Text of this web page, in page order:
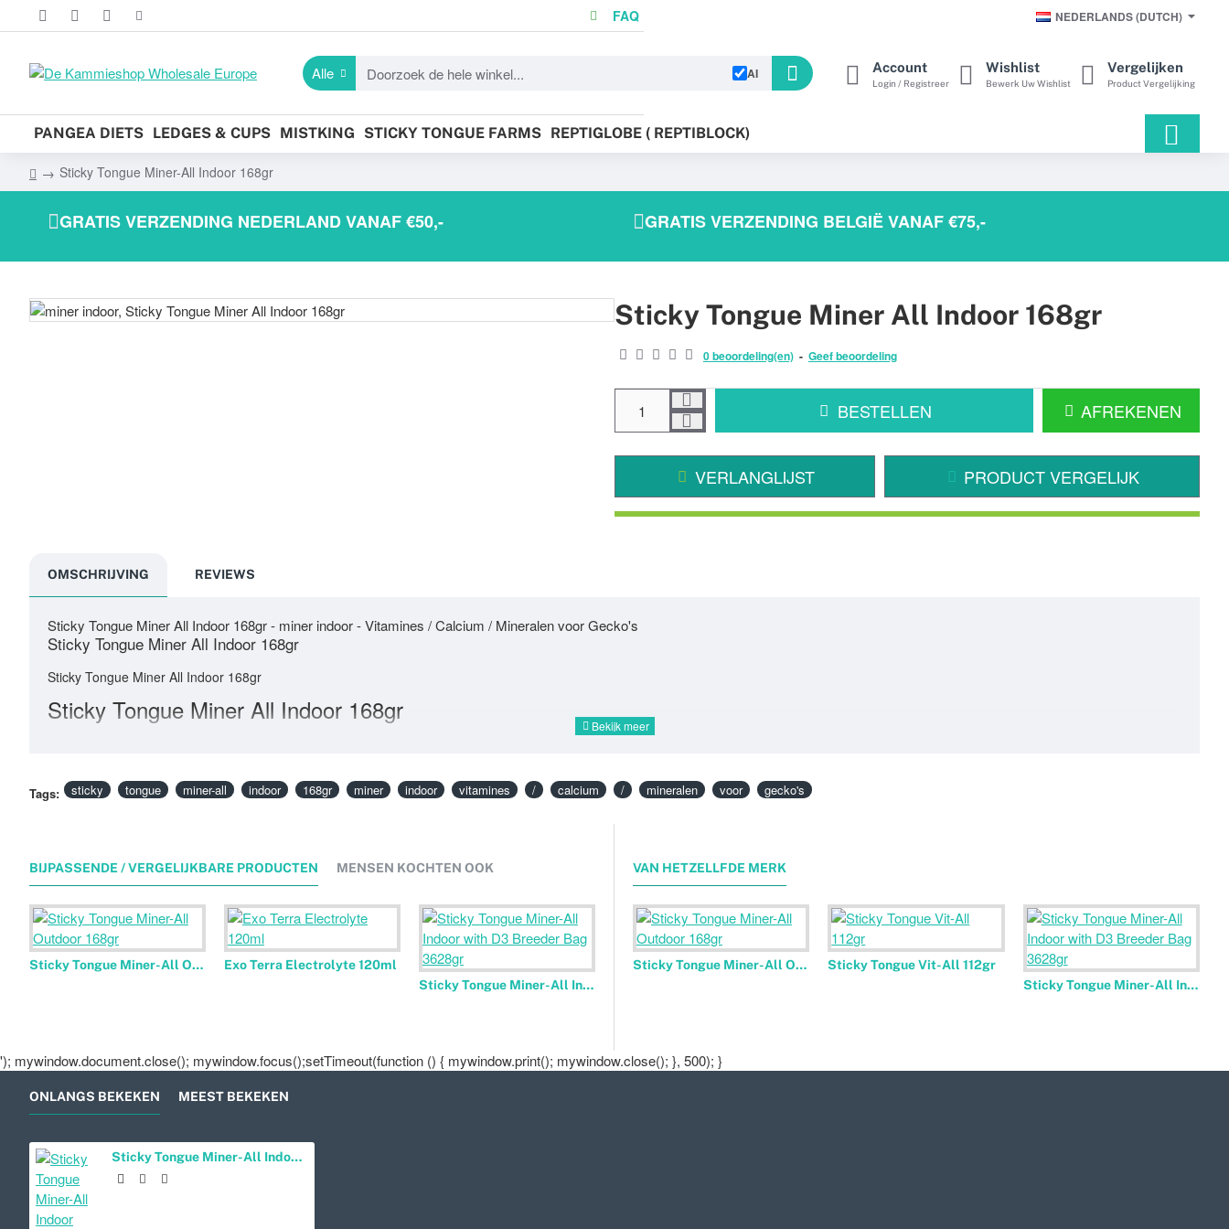
FAQ NEDERLANDS (DUTCH)
Alle
Doorzoek
hele
winkel...
AI Account
Login / Registreer
Wishlist
Bewerk Uw Wishlist
Vergelijken
Product Vergelijking
PANGEA DIETS LEDGES & CUPS MISTKING STICKY TONGUE FARMS REPTIGLOBE ( REPTIBLOCK)
h
Sticky Tongue Miner-All Indoor 168gr
GRATIS VERZENDING NEDERLAND VANAF €50,- GRATIS VERZENDING BELGIË VANAF €75,-
Sticky Tongue Miner All Indoor 168gr
0 beoordeling(en) - Geef beoordeling
BESTELLEN AFREKENEN
VERLANGLIJST PRODUCT VERGELIJK
OMSCHRIJVING REVIEWS
Sticky Tongue Miner All Indoor 168gr - miner indoor - Vitamines / Calcium / Mineralen voor Gecko's
Sticky Tongue Miner All Indoor 168gr
Sticky Tongue Miner All Indoor 168gr
Sticky Tongue Miner All Indoor 168gr
Tags: sticky tongue miner-all indoor 168gr miner indoor vitamines / calcium / mineralen voor gecko's
BIJPASSENDE / VERGELIJKBARE PRODUCTEN MENSEN KOCHTEN OOK
Sticky Tongue Miner-All Outdoor 168gr
Exo Terra Electrolyte 120ml
Sticky Tongue Miner-All Indoor with D3 Breeder Bag 3628gr
VAN HETZELLFDE MERK
Sticky Tongue Miner-All Outdoor 168gr
Sticky Tongue Vit-All 112gr
Sticky Tongue Miner-All Indoor with D3 Breeder Bag 3628gr
'); mywindow.document.close(); mywindow.focus();setTimeout(function () { mywindow.print(); mywindow.close(); }, 500); }
ONLANGS BEKEKEN MEEST BEKEKEN
Sticky Tongue Miner-All Indoor 168gr